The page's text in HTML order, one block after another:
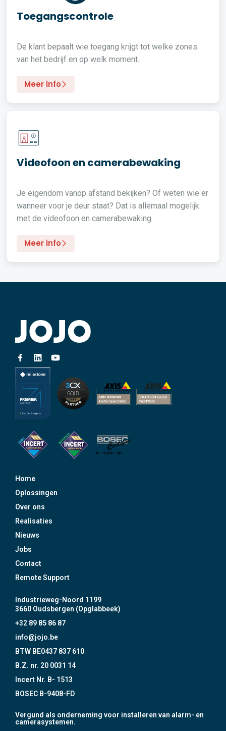
Toegangscontrole
De klant bepaalt wie toegang krijgt tot welke zones
van het bedrijf en op welk moment.
Meer info
Videofoon en camerabewaking
Je eigendom vanop afstand bekijken? Of weten wie er
wanneer voor je deur staat? Dat is allemaal mogelijk
met de videofoon en camerabewaking.
Meer info
Home
Oplossingen
Over ons
Realisaties
Nieuws
Jobs
Contact
Remote Support
Industrieweg-Noord 1199
3660 Oudsbergen (Opglabbeek)
+32 89 85 86 87
info@jojo.be
BTW BE0437 837 610
B.Z. nr. 20 0031 14
Incert Nr. B- 1513
BOSEC B-9408-FD
Vergund als onderneming voor installeren van alarm- en
camerasystemen.